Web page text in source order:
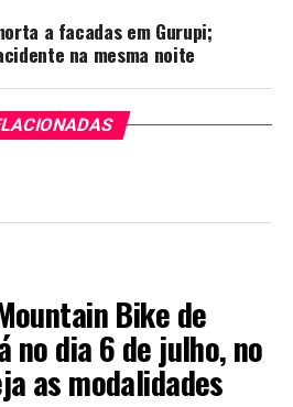
a facadas em Gurupi;
na mesma noite
Bike de
no dia 6 de julho, no
as modalidades